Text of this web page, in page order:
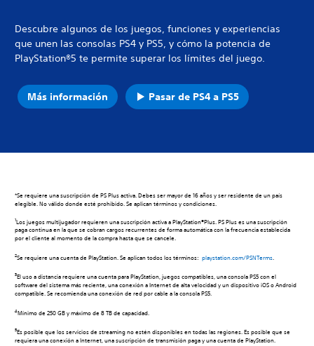
Descubre algunos de los juegos, funciones y experiencias
que unen las consolas PS4 y PS5, y cómo la potencia de
PlayStation®5 te permite superar los límites del juego.
Más información Pasar de PS4 a PS5
*Se requiere una suscripción de PS Plus activa. Debes ser mayor de 16 años y ser residente de un país
elegible. No válido donde esté prohibido. Se aplican términos y condiciones.
1Los juegos multijugador requieren una suscripción activa a PlayStation®Plus. PS Plus es una suscripción
paga continua en la que se cobran cargos recurrentes de forma automática con la frecuencia establecida
por el cliente al momento de la compra hasta que se cancele.
2Se requiere una cuenta de PlayStation. Se aplican todos los términos: playstation.com/PSNTerms.
3El uso a distancia requiere una cuenta para PlayStation, juegos compatibles, una consola PS5 con el
software del sistema más reciente, una conexión a Internet de alta velocidad y un dispositivo iOS o Android
compatible. Se recomienda una conexión de red por cable a la consola PS5.
4Mínimo de 250 GB y máximo de 8 TB de capacidad.
5Es posible que los servicios de streaming no estén disponibles en todas las regiones. Es posible que se
requiera una conexión a Internet, una suscripción de transmisión paga y una cuenta de PlayStation.